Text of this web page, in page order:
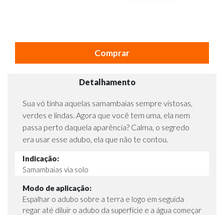
Comprar
Detalhamento
Sua vó tinha aquelas samambaias sempre vistosas,
verdes e lindas. Agora que você tem uma, ela nem
passa perto daquela aparência? Calma, o segredo
era usar esse adubo, ela que não te contou.
Indicação:
Samambaias via solo
Modo de aplicação:
Espalhar o adubo sobre a terra e logo em seguida
regar até diluir o adubo da superfície e a água começar